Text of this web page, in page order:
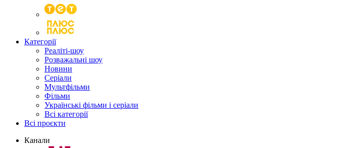
Категорії
Реаліті-шоу
Розважальні шоу
Новини
Серіали
Мультфільми
Фільми
Українські фільми і серіали
Всі категорії
Всі проєкти
Канали